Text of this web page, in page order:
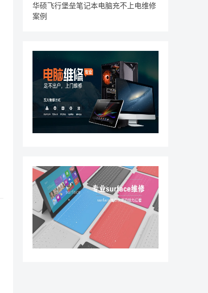
华硕飞行堡垒笔记本电脑充不上电维修
案例